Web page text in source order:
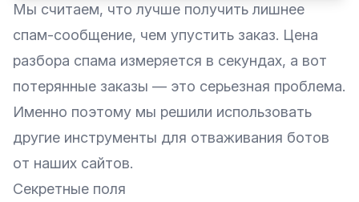
Мы считаем, что лучше получить лишнее
спам-сообщение, чем упустить заказ. Цена
разбора спама измеряется в секундах, а вот
потерянные заказы — это серьезная проблема.
Именно поэтому мы решили использовать
другие инструменты для отваживания ботов
от наших сайтов.
Секретные поля